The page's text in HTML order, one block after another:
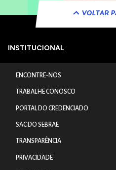
VOLTAR
INSTITUCIONAL
ENCONTRE-NOS
TRABALHE CONOSCO
PORTAL DO CREDENCIADO
SAC DO SEBRAE
TRANSPARÊNCIA
PRIVACIDADE